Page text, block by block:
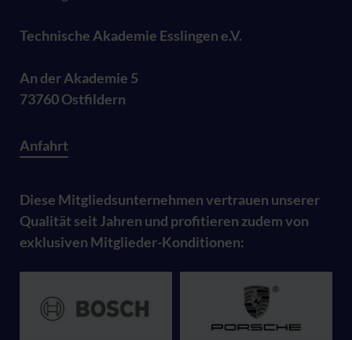
Technische Akademie Esslingen e.V.
An der Akademie 5
73760 Ostfildern
Anfahrt
Diese Mitgliedsunternehmen vertrauen unserer
Qualität seit Jahren und profitieren zudem von
exklusiven Mitglieder-Konditionen: